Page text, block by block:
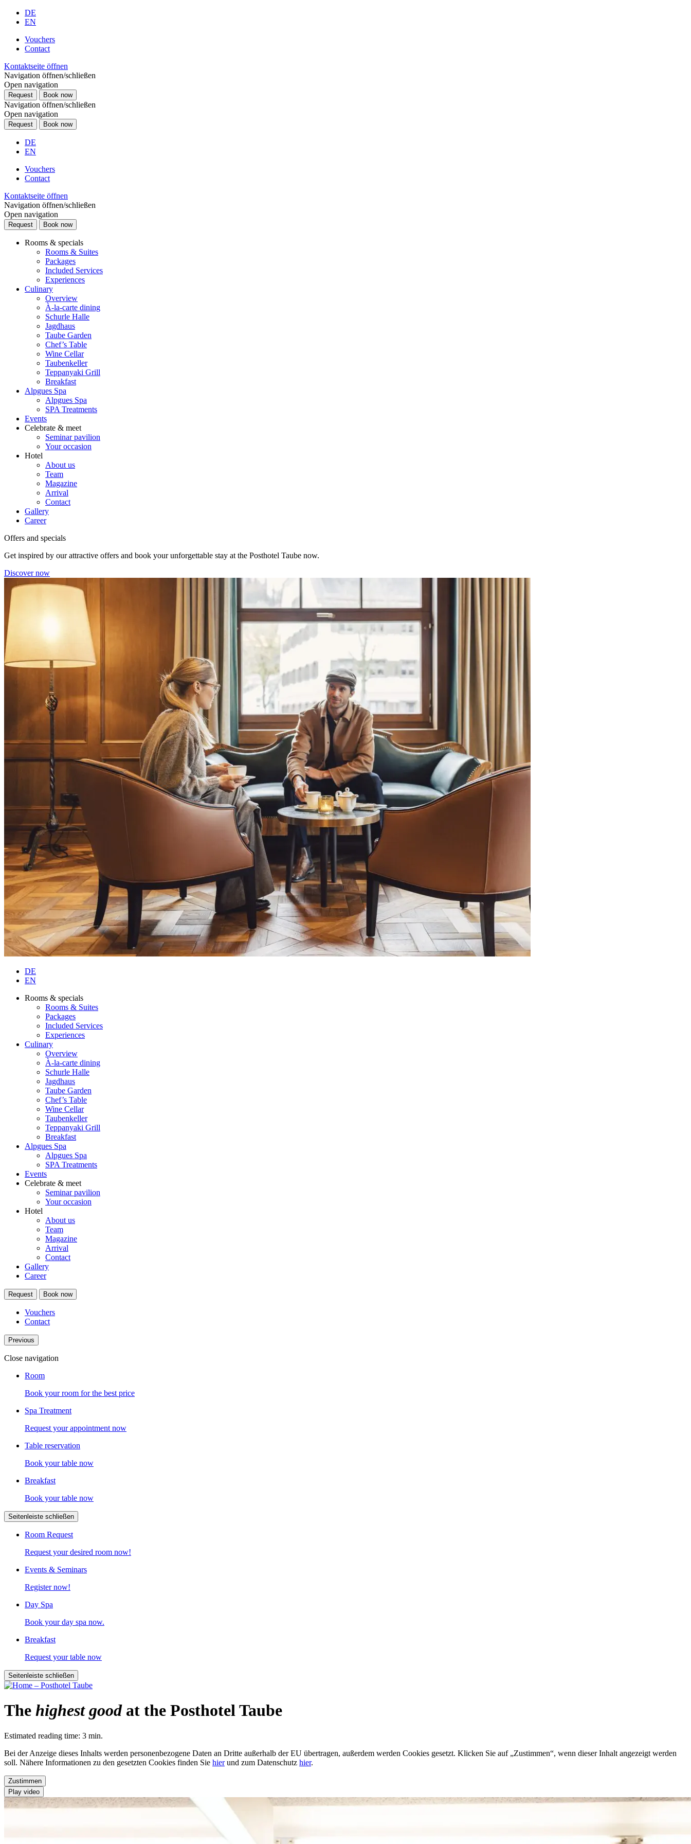
DE
EN
Vouchers
Contact
Kontaktseite öffnen
Navigation öffnen/schließen
Open navigation
Request Book now
Navigation öffnen/schließen
Open navigation
Request Book now
DE
EN
Vouchers
Contact
Kontaktseite öffnen
Navigation öffnen/schließen
Open navigation
Request Book now
Rooms & specials
Rooms & Suites
Packages
Included Services
Experiences
Culinary
Overview
À-la-carte dining
Schurle Halle
Jagdhaus
Taube Garden
Chef’s Table
Wine Cellar
Taubenkeller
Teppanyaki Grill
Breakfast
Alpgues Spa
Alpgues Spa
SPA Treatments
Events
Celebrate & meet
Seminar pavilion
Your occasion
Hotel
About us
Team
Magazine
Arrival
Contact
Gallery
Career
Offers and specials
Get inspired by our attractive offers and book your unforgettable stay at the Posthotel Taube now.
Discover now
DE
EN
Rooms & specials
Rooms & Suites
Packages
Included Services
Experiences
Culinary
Overview
À-la-carte dining
Schurle Halle
Jagdhaus
Taube Garden
Chef’s Table
Wine Cellar
Taubenkeller
Teppanyaki Grill
Breakfast
Alpgues Spa
Alpgues Spa
SPA Treatments
Events
Celebrate & meet
Seminar pavilion
Your occasion
Hotel
About us
Team
Magazine
Arrival
Contact
Gallery
Career
Request Book now
Vouchers
Contact
Previous
Close navigation
Room
Book your room for the best price
Spa Treatment
Request your appointment now
Table reservation
Book your table now
Breakfast
Book your table now
Seitenleiste schließen
Room Request
Request your desired room now!
Events & Seminars
Register now!
Day Spa
Book your day spa now.
Breakfast
Request your table now
Seitenleiste schließen
The highest goodat the Posthotel Taube
Estimated reading time: 3 min.
Bei der Anzeige dieses Inhalts werden personenbezogene Daten an Dritte außerhalb der EU übertragen, außerdem werden Cookies gesetzt. Klicken Sie auf „Zustimmen“, wenn dieser Inhalt angezeigt werden
soll. Nähere Informationen zu den gesetzten Cookies finden Sie hierund zum Datenschutz hier.
Zustimmen
Play video